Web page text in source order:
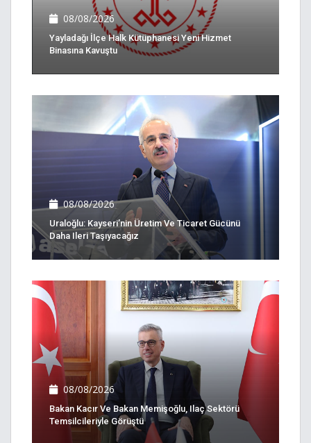
08/08/2026
Yayladağı İlçe Halk Kütüphanesi Yeni Hizmet
Binasına Kavuştu
08/08/2026
Uraloğlu: Kayseri’nin Üretim Ve Ticaret Gücünü
Daha Ileri Taşıyacağız
08/08/2026
Bakan Kacır Ve Bakan Memişoğlu, Ilaç Sektörü
Temsilcileriyle Görüştü